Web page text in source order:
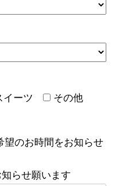
イーツ その他
のお時間をお知らせ
らせ願います